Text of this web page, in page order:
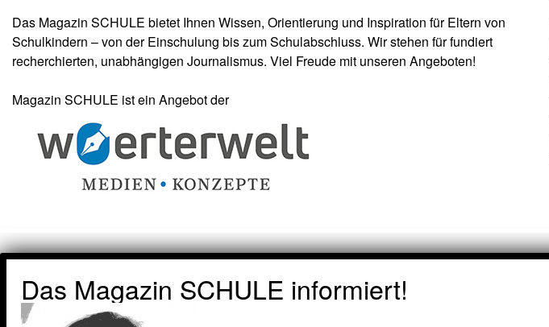
Das Magazin SCHULE bietet Ihnen Wissen, Orientierung und Inspiration für Eltern von
Schulkindern – von der Einschulung bis zum Schulabschluss. Wir stehen für fundiert
recherchierten, unabhängigen Journalismus. Viel Freude mit unseren Angeboten!
Magazin SCHULE ist ein Angebot der
Das Magazin SCHULE informiert!